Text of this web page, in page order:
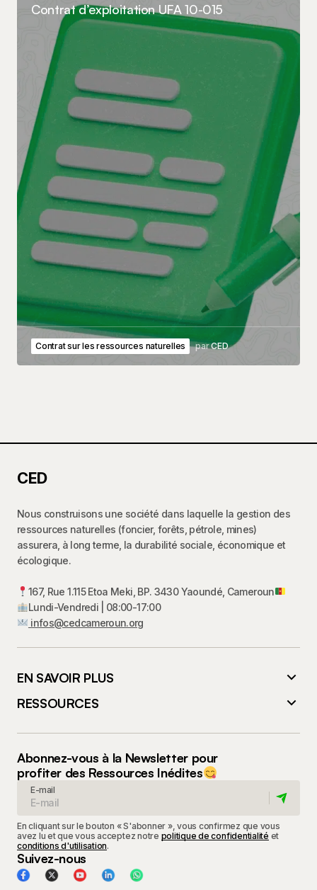
Contrat d’exploitation UFA 10-015
Contrat sur les ressources naturelles parCED
CED
Nous construisons une société dans laquelle la gestion des
ressources naturelles (foncier, forêts, pétrole, mines)
assurera, à long terme, la durabilité sociale, économique et
écologique.
167, Rue 1.115 Etoa Meki, BP. 3430 Yaoundé, Cameroun
Lundi-Vendredi | 08:00-17:00
infos@cedcameroun.org
EN SAVOIR PLUS
RESSOURCES
Abonnez-vous à la Newsletter pour
profiter des Ressources Inédites
E-mail
En cliquant sur le bouton « S'abonner », vous confirmez que vous
avez lu et que vous acceptez notre politique de confidentialité et
conditions d'utilisation.
Suivez-nous